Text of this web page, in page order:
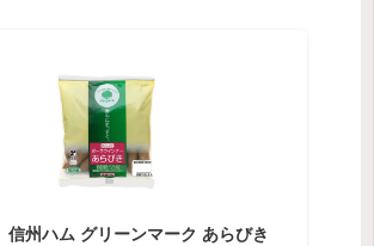
信州ハム グリーンマーク あらびき